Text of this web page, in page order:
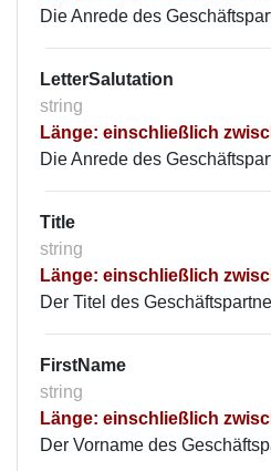
Die Anrede des
LetterSalutation
string
Länge: einschließlich
Die Anrede des
Title
string
Länge: einschließlich
Der Titel des
FirstName
string
Länge: einschließlich
Der Vorname des